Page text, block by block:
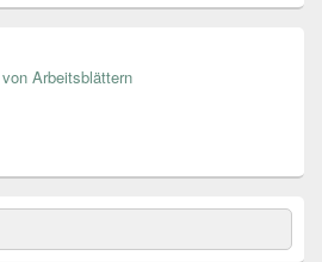
Arbeitsblättern